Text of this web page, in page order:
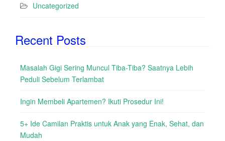
Uncategorized
Recent Posts
Masalah Gigi Sering Muncul Tiba-Tiba? Saatnya Lebih
Peduli Sebelum Terlambat
Ingin Membeli Apartemen? Ikuti Prosedur Ini!
5+ Ide Camilan Praktis untuk Anak yang Enak, Sehat, dan
Mudah